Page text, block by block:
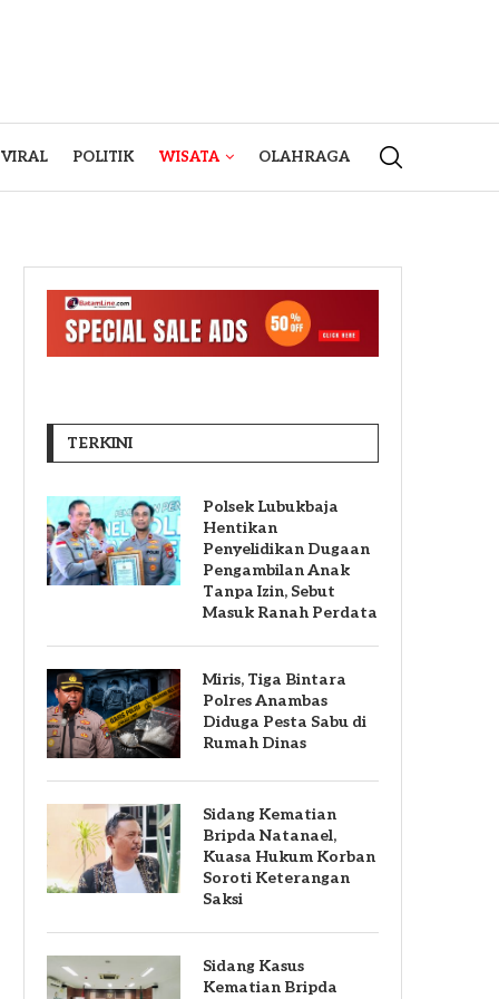
VIRAL POLITIK WISATA OLAHRAGA
TERKINI
Polsek Lubukbaja
Hentikan
Penyelidikan Dugaan
Pengambilan Anak
Tanpa Izin, Sebut
Masuk Ranah Perdata
Miris, Tiga Bintara
Polres Anambas
Diduga Pesta Sabu di
Rumah Dinas
Sidang Kematian
Bripda Natanael,
Kuasa Hukum Korban
Soroti Keterangan
Saksi
Sidang Kasus
Kematian Bripda